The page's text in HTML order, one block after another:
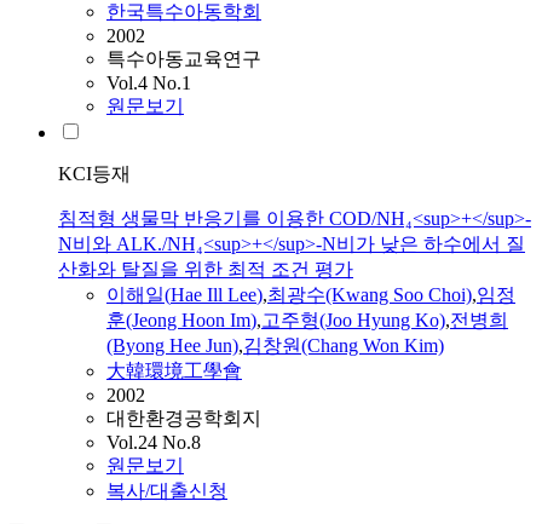
한국특수아동학회
2002
특수아동교육연구
Vol.4 No.1
원문보기
KCI등재
침적형 생물막 반응기를 이용한 COD/NH₄<sup>+</sup>-
N비와 ALK./NH₄<sup>+</sup>-N비가 낮은 하수에서 질
산화와 탈질을 위한 최적 조건 평가
이해 일(Hae Ill Lee),최광수(Kwang Soo Choi),임정
훈(Jeong Hoon Im),고주형(Joo Hyung Ko),전병희
(Byong Hee Jun),김창원(Chang Won Kim)
大韓環境工學會
2002
대한환경공학회지
Vol.24 No.8
원문보기
복사/대출신청